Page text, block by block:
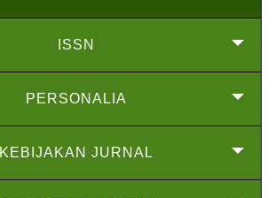
ISSN
PERSONALIA
KEBIJAKAN JURNAL